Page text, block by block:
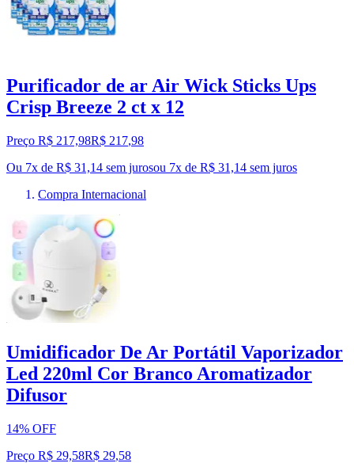
Purificador de ar Air Wick Sticks Ups
Crisp Breeze 2 ct x 12
Preço R$ 217,98R$ 217,98
Ou 7x de R$ 31,14 sem jurosou 7x de R$ 31,14 sem juros
Compra Internacional
Umidificador De Ar Portátil Vaporizador
Led 220ml Cor Branco Aromatizador
Difusor
14% OFF
Preço R$ 29,58R$ 29,58